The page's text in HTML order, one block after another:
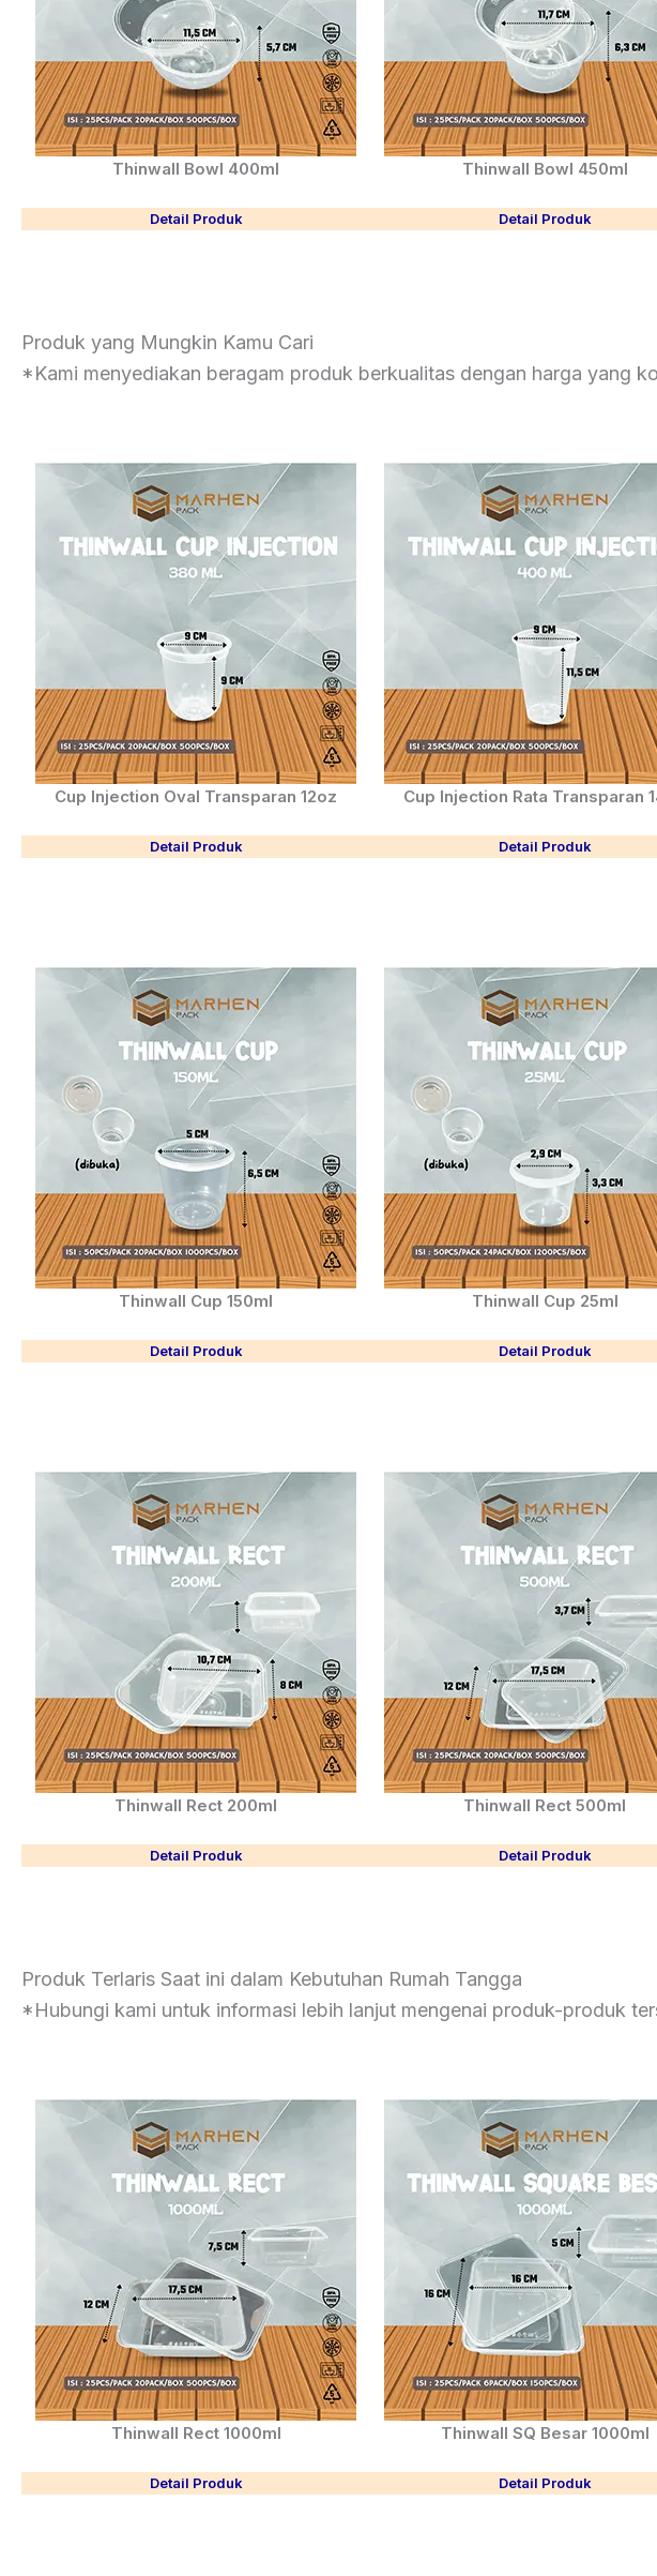
Thinwall Bowl 400ml
Detail Produk
Thinwall Bowl 450ml
Detail Produk
Produk yang Mungkin Kamu Cari
*Kami menyediakan beragam produk berkualitas dengan harga yang
Cup Injection Oval Transparan 12oz
Detail Produk
Cup Injection Rata Transparan
Detail Produk
Thinwall Cup 150ml
Detail Produk
Thinwall Cup 25ml
Detail Produk
Thinwall Rect 200ml
Detail Produk
Thinwall Rect 500ml
Detail Produk
Produk Terlaris Saat ini dalam Kebutuhan Rumah Tangga
*Hubungi kami untuk informasi lebih lanjut mengenai produk-produk
Thinwall Rect 1000ml
Detail Produk
Thinwall SQ Besar 1000ml
Detail Produk